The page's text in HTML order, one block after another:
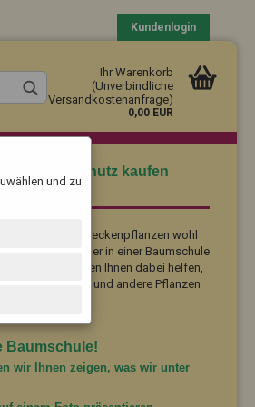
Kundenlogin
Ihr Warenkorb
(Unverbindliche
Versandkostenanfrage)
0,00 EUR
und Sichtschutz kaufen
2000.de
immergrünen Heckenpflanzen wohl
nun aber lieber in einer Baumschule
Wir möchten Ihnen dabei helfen,
, Sträucher und andere Pflanzen
Baumschule!
wir Ihnen zeigen, was wir unter
und zu